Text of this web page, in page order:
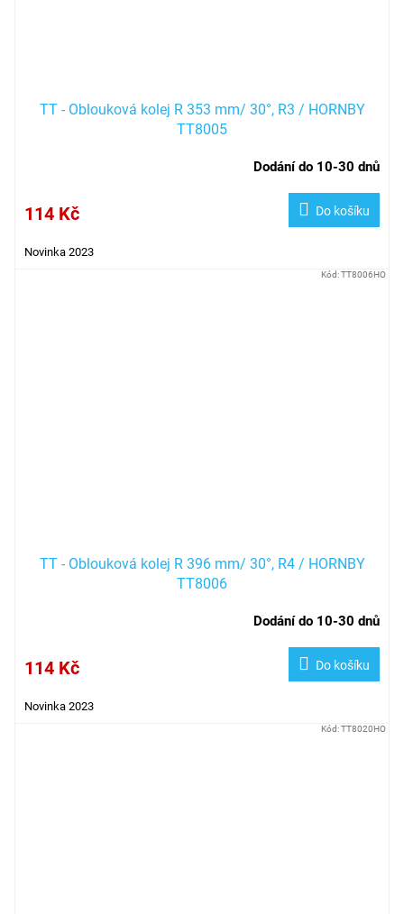
TT - Oblouková kolej R 353 mm/ 30°, R3 / HORNBY
TT8005
Dodání do 10-30 dnů
114 Kč Do košíku
Novinka 2023
TT - Oblouková kolej R 396 mm/ 30°, R4 / HORNBY
TT8006
Dodání do 10-30 dnů
114 Kč Do košíku
Novinka 2023
Kód:TT8006HO
Kód:TT8020HO